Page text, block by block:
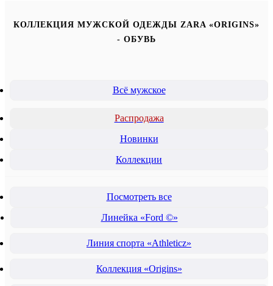
КОЛЛЕКЦИЯ МУЖСКОЙ ОДЕЖДЫ ZARA «ORIGINS»
- ОБУВЬ
Всё мужское
Распродажа
Новинки
Коллекции
Посмотреть все
Линейка «Ford ©»
Линия спорта «Athleticz»
Коллекция «Origins»